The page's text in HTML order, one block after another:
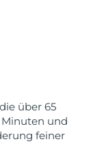
über 65
Minuten und
feiner